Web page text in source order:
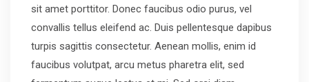
sit amet porttitor. Donec faucibus odio purus, vel
convallis tellus eleifend ac. Duis pellentesque dapibus
turpis sagittis consectetur. Aenean mollis, enim id
faucibus volutpat, arcu metus pharetra elit, sed